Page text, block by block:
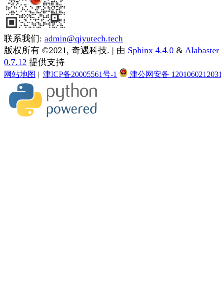
联系我们: admin@qiyutech.tech
版权所有 ©2021, 奇遇科技. | 由 Sphinx 4.4.0 & Alabaster
0.7.12 提供支持
网站地图 | 津ICP备20005561号-1 津公网安备